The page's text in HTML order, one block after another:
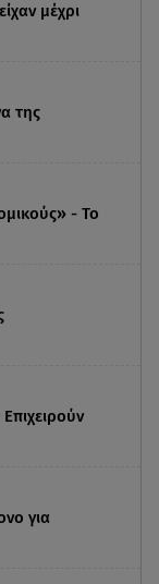
μέχρι
της
- Το
για